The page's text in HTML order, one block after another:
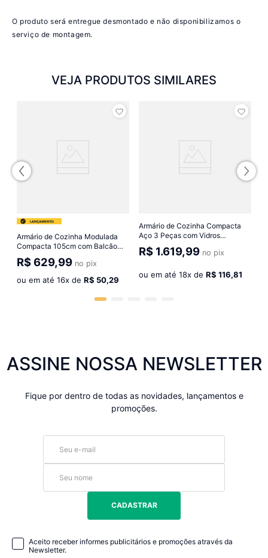
O produto será entregue desmontado e não disponibilizamos o
serviço de montagem.
VEJA PRODUTOS SIMILARES
Armário de Cozinha Modulada
Compacta 105cm com Balcão
para Cooktop Veneza
Multimóveis MP2260
Preto/Dourado
R$629,99 no pix
ou em até 16x de R$ 50,29
Armário de Cozinha Compacta
Aço 3 Peças com Vidros
Multimóveis CR20350
Branco/Preto
R$ 1.619,99 no pix
ou em até 18x de R$ 116,81
ASSINE NOSSA NEWSLETTER
Fique por dentro de todas as novidades, lançamentos e
promoções.
CADASTRAR
Aceito receber informes publicitários e promoções através da
Newsletter.